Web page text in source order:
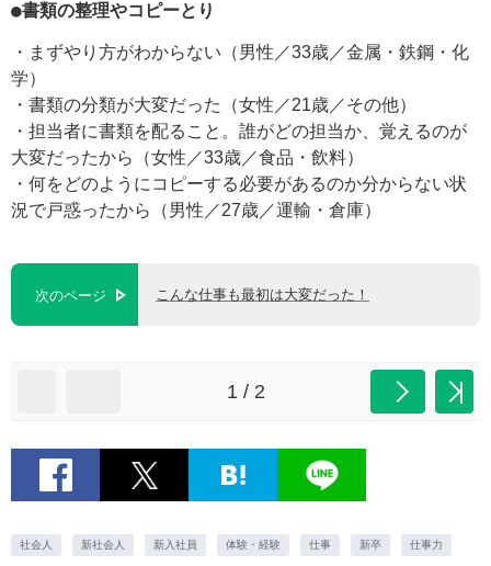
●書類の整理やコピーとり
・まずやり方がわからない（男性／33歳／金属・鉄鋼・化
学）
・書類の分類が大変だった（女性／21歳／その他）
・担当者に書類を配ること。誰がどの担当か、覚えるのが
大変だったから（女性／33歳／食品・飲料）
・何をどのようにコピーする必要があるのか分からない状
況で戸惑ったから（男性／27歳／運輸・倉庫）
次のページ こんな仕事も最初は大変だった！
1 / 2
社会人 新社会人 新入社員 体験・経験 仕事 新卒 仕事力